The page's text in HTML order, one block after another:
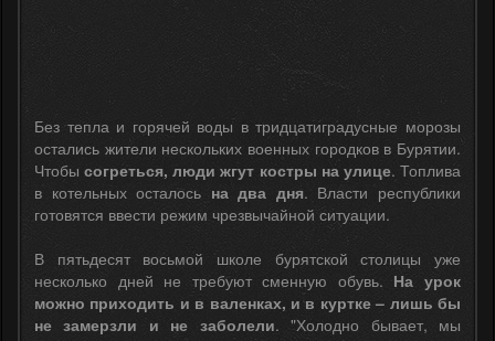
Без тепла и горячей воды в тридцатиградусные морозы
остались жители нескольких военных городков в Бурятии.
Чтобысогреться, люди жгут костры на улице. Топлива
в котельных осталось на два дня. Власти республики
готовятся ввести режим чрезвычайной ситуации.
В пятьдесят восьмой школе бурятской столицы уже
несколько дней не требуют сменную обувь. На урок
можно приходить и в валенках, и в куртке – лишь бы
не замерзли и не заболели. "Холодно бывает, мы